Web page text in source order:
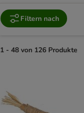
Filtern nach
1 - 48 von 126 Produkte